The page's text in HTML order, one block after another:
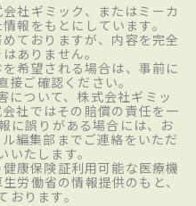
社ギミック、またはミーカ
報をもとにしています。
ておりますが、内容を完全
ありません。
希望される場合は、事前に
ご確認ください。
について、株式会社ギミッ
社ではその賠償の責任を一
に誤りがある場合には、お
編集部までご連絡をいただ
いたします。
康保険証利用可能な医療機
労働省の情報提供のもと、
おります。